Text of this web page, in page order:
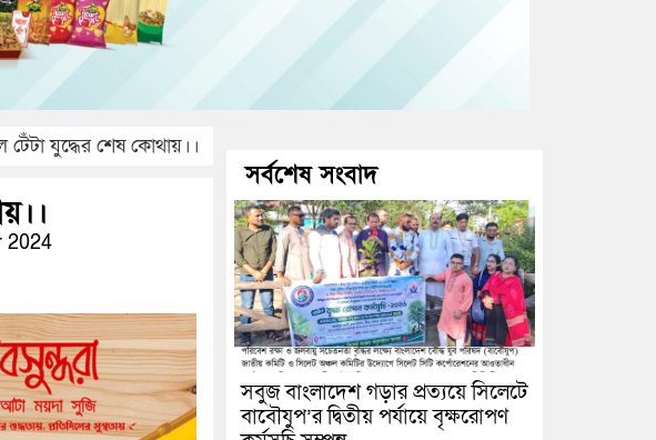
টেঁটা যুদ্ধের শেষ কোথায়।।
2024
সর্বশেষ সংবাদ
সবুজ বাংলাদেশ গড়ার প্রত্যয়ে সিলেটে
বাবৌযুপ’র দ্বিতীয় পর্যায়ে বৃক্ষরোপণ